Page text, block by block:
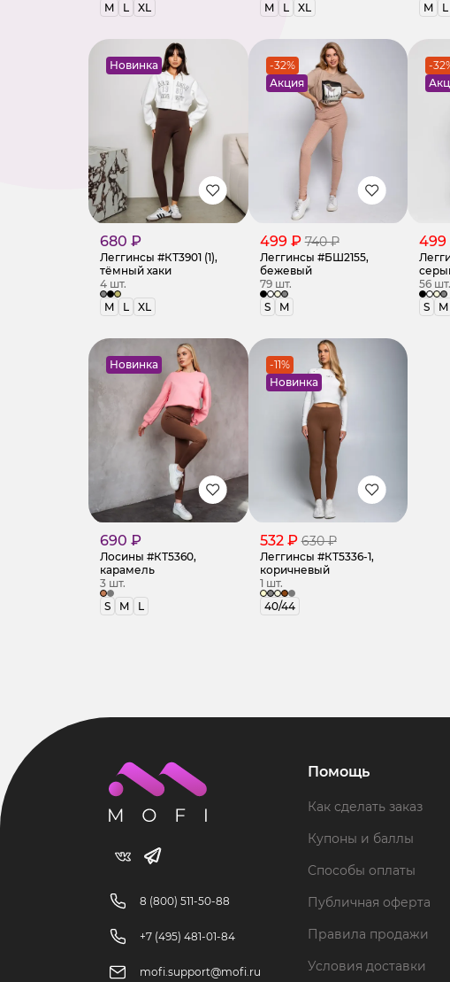
M
L XL
M
L XL
M
L
Новинка
680 ₽
Леггинсы #КТ3901 (1),
тёмный хаки
4 шт.
M
L XL
-32%
Акция
499 ₽ 740 ₽
Леггинсы #БШ2155,
бежевый
79 шт.
S
M
-
499
56 шт.
S
M
Новинка
690 ₽
Лосины #КТ5360,
карамель
3 шт.
S
M L
-11%
Новинка
532 ₽ 630 ₽
Леггинсы #КТ5336-1,
коричневый
1 шт.
40/44
8 (800) 511-50-88
+7 (495) 481-01-84
mofi.support@mofi.ru
Помощь
Как сделать заказ
Купоны и баллы
Способы оплаты
Публичная оферта
Правила продажи
Условия доставки